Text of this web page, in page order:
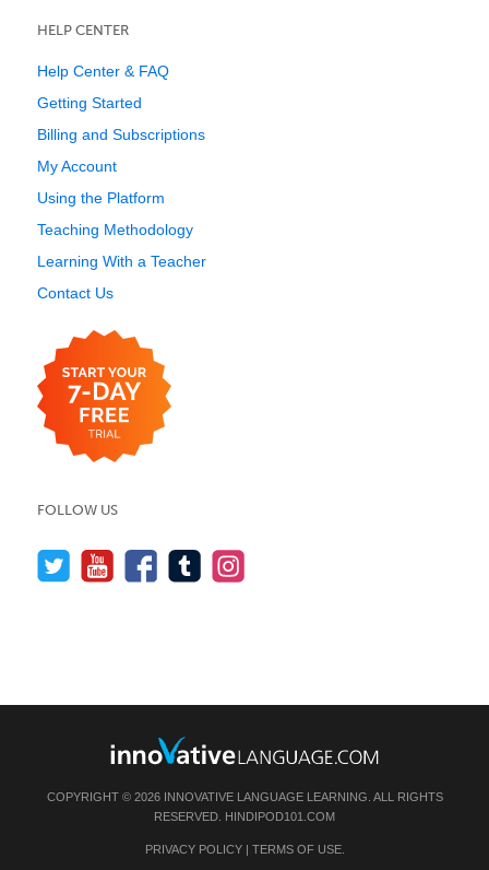
HELP CENTER
Help Center & FAQ
Getting Started
Billing and Subscriptions
My Account
Using the Platform
Teaching Methodology
Learning With a Teacher
Contact Us
FOLLOW US
COPYRIGHT © 2026 INNOVATIVE LANGUAGE LEARNING. ALL RIGHTS
RESERVED. HINDIPOD101.COM
PRIVACY POLICY| TERMS OF USE.